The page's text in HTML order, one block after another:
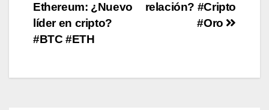
relación? #Cripto
#Oro
Ethereum: ¿Nuevo
líder en cripto?
#BTC #ETH